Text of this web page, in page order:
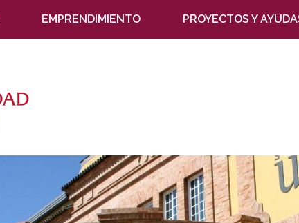
EMPRENDIMIENTO PROYECTOS Y